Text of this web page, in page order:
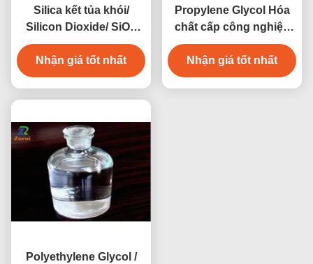
Silica kết tủa khói/
Silicon Dioxide/ SiO2
Supplements CAS
7631-86-9 E551
Nhận giá tốt nhất
Propylene Glycol Hóa
chất cấp công nghiệp
PG cho nhựa Epoxy
CAS 57-55-6
Nhận giá tốt nhất
Polyethylene Glycol /